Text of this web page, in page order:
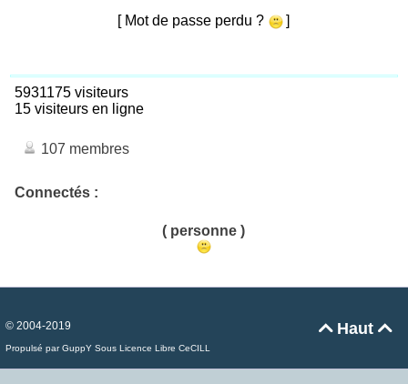
[ Mot de passe perdu ? ]
5931175 visiteurs
15 visiteurs en ligne
107 membres
Connectés :
( personne )
Haut 
© 2004-2019
Propulsé par GuppY Sous Licence Libre CeCILL